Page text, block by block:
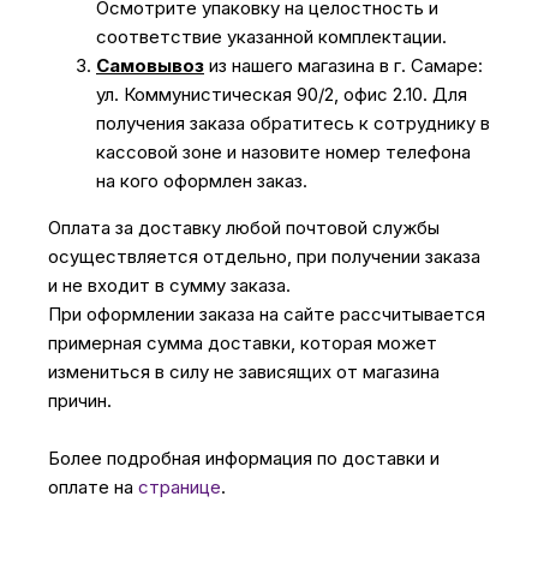
Осмотрите упаковку на целостность и
соответствие указанной комплектации.
Самовывоз из нашего магазина в г. Самаре:
ул. Коммунистическая 90/2, офис 2.10. Для
получения заказа обратитесь к сотруднику в
кассовой зоне и назовите номер телефона
на кого оформлен заказ.
Оплата за доставку любой почтовой службы
осуществляется отдельно, при получении заказа
и не входит в сумму заказа.
При оформлении заказа на сайте рассчитывается
примерная сумма доставки, которая может
измениться в силу не зависящих от магазина
причин.
Более подробная информация по доставки и
оплате на странице.